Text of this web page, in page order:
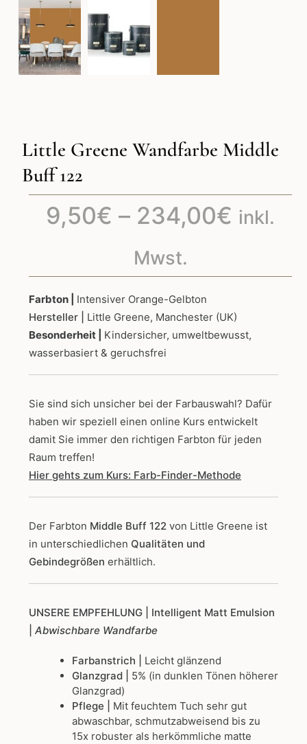
Little Greene Wandfarbe Middle
Buff 122
9,50€ – 234,00€ inkl.
Mwst.
Farbton | Intensiver Orange-Gelbton
Hersteller | Little Greene, Manchester (UK)
Besonderheit | Kindersicher, umweltbewusst,
wasserbasiert & geruchsfrei
Sie sind sich unsicher bei der Farbauswahl? Dafür
haben wir speziell einen online Kurs entwickelt
damit Sie immer den richtigen Farbton für jeden
Raum treffen!
Hier gehts zum Kurs: Farb-Finder-Methode
Der Farbton Middle Buff 122 von Little Greene ist
in unterschiedlichen Qualitäten und
Gebindegrößen erhältlich.
UNSERE EMPFEHLUNG
| Intelligent Matt Emulsion
Abwischbare Wandfarbe
Farbanstrich | Leicht glänzend
Glanzgrad | 5% (in dunklen Tönen höherer
Glanzgrad)
Pflege | Mit feuchtem Tuch sehr gut
abwaschbar, schmutzabweisend bis zu
15x robuster als herkömmliche matte